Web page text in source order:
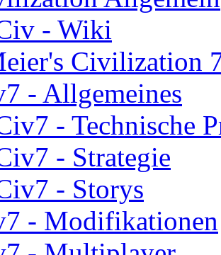
- Wiki
Civilization
- Allgemeines
- Technische
- Strategie
- Storys
- Modifikationen